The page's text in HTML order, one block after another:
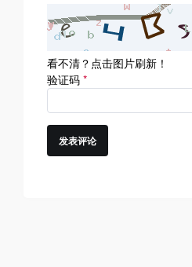
看不清？点击图片刷新！
验证码 *